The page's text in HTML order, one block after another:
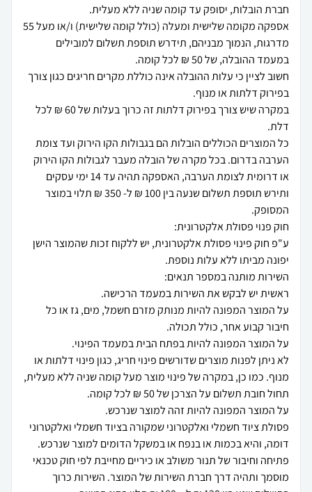
אספקה מקומה שלישית ומעלה (כולל קומה שלישית) ו/או מעל 55
מדרגות, הנמוך מבניהם, תידרש תוספת תשלום למובילים
חשוב לציין כי עלות ההובלה אינה כוללת מקרים חריגים כגון צורך
במקרה שיש צורך בפירוק דלתות זה כרוך בעלות של 60 ₪ לכל
כל המוצרים הכוללים הובלות הם בגבולות הקו הירוק ועד צומת
הערבה בדרום. בכל מקרה של הובלה מעבר לגבולות הקו הירוק
או דרומית לצומת הערבה, האספקה תהיה עד 14 ימי עסקים
ותירש תוספת תשלום שנעה בין 100 ₪ ל- 350 ₪ תלוי במוצר
ע"פ חוק פינוי פסולת אלקטרונית, יש ללקוח זכות שהמוצר הישן
על המוצר המפונה להיות מנותק מזרם חשמל, מים, גז או כל
לא ניתן לפנות מוצרים שדורשים פינוי חריג, כגון פינוי דלתות או
מנוף. כמו כן, במקרה של פינוי מוצר מעל קומה שניה ללא מעלית,
פסולת ציוד חשמלי ואלקטרוני שמקורה בציוד חשמלי ואלקטרוני
פתיחה וחיבור של תנור משולב או כיריים מחייבת לפי חוק טכנאי
מוסמך ותהיה דרך חברת השירות של המוצר. השירות כרוך